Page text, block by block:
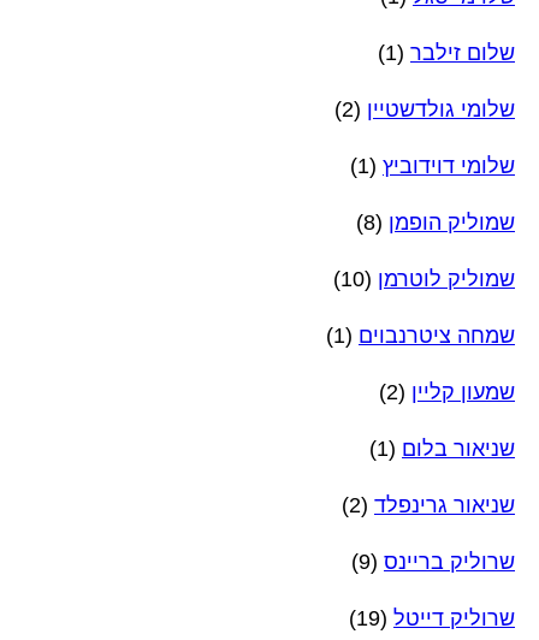
שלום זילבר (1)
שלומי גולדשטיין (2)
שלומי דוידוביץ (1)
שמוליק הופמן (8)
שמוליק לוטרמן (10)
שמחה ציטרנבוים (1)
שמעון קליין (2)
שניאור בלום (1)
שניאור גרינפלד (2)
שרוליק בריינס (9)
שרוליק דייטל (19)